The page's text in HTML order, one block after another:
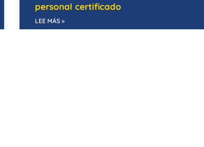
personal certificado
LEE MÁS »